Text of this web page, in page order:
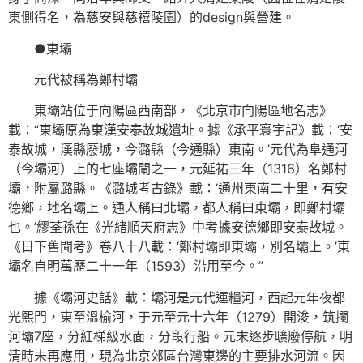
東側得名，為慈安與慈禧陵園）的design與營建。
●東壩
元代被稱為鄭村壩
東壩站位于向陽區西南部，《北京市向陽區地名志》
載：“東壩原為東漢安泰故城遺址。據《承平寰宇記》載：‘安
泰故城，漢縣廢城，今潞縣（今通縣）東南。’元代為阜通河
（今壩河）上的七座壩閘之一，元延祐三年（1316）名鄭村
壩，附屬潞縣。《潞城考古錄》載：‘通州東南二十里，有安
德鄉，地名壩上。通人稱曰北壩，都人稱曰東壩，即鄭村壩
也。’繆荃孫在《光緒順天府志》中考據安德鄉即安泰故城。
《日下舊聞考》卷八十八載：‘鄭村壩即東壩，別名壩上。’東
壩名自明萬歷二十一年（1593）沿用至今。”
據《壩河史話》載：壩河是元代運糧河，西起元年夜都
光熙門，東至溫榆河，于元至元十六年（1279）開浚，筑攔
河壩7座，分紅梯級水面，分段行船。元末逐步曠廢停航，明
清時未再應用，現為北京郊區台灣東邊的主要排水河流。因